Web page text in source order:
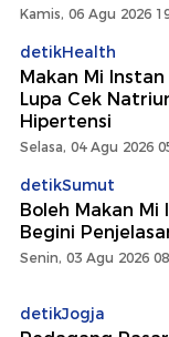
Kamis, 06 Agu 2026
detikHealth
Makan Mi
Lupa Cek
Hipertensi
Selasa, 04 Agu 2026
detikSumut
Boleh Makan
Begini
Senin, 03 Agu 2026
detikJogja